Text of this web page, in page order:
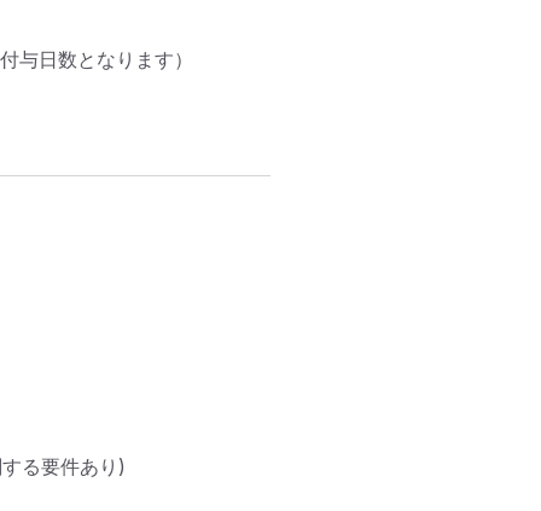
与日数となります）
る要件あり)